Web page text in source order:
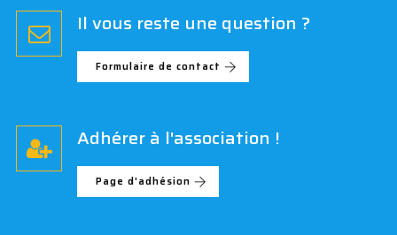
Il vous reste une question ?
Formulaire de contact
Adhérer à l'association !
Page d'adhésion